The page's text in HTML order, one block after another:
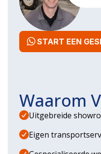
START EEN
Waarom
Uitgebreide
Eigen